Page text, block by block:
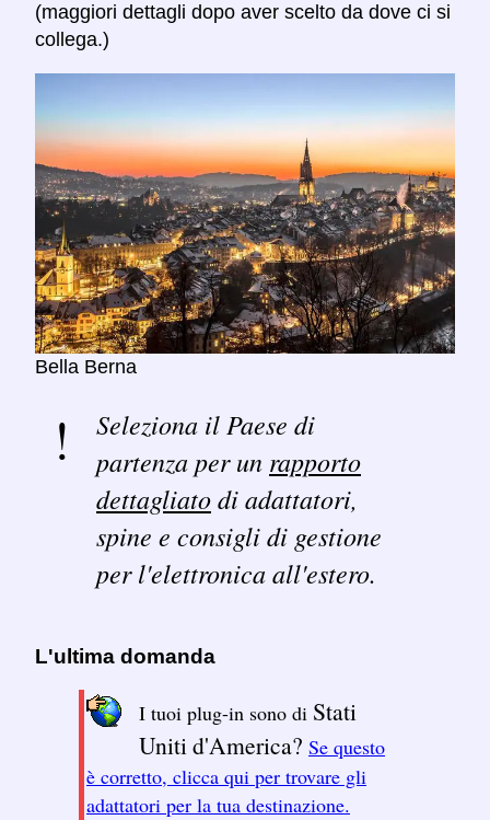
(maggiori dettagli dopo aver scelto da dove ci si
collega.)
Bella Berna
Seleziona il Paese di
partenza per un rapporto
dettagliatodi adattatori,
spine e consigli di gestione
per l'elettronica all'estero.
L'ultima domanda
I tuoi plug-in sono di Stati
Uniti d'America? Se questo
è corretto, clicca qui per trovare gli
adattatori per la tua destinazione.